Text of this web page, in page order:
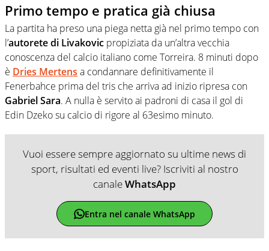
Primo tempo e pratica già chiusa
La partita ha preso una piega netta già nel primo tempo con
l’autorete di Livakovic propiziata da un’altra vecchia
conoscenza del calcio italiano come Torreira. 8 minuti dopo
è Dries Mertens a condannare definitivamente il
Fenerbahce prima del tris che arriva ad inizio ripresa con
Gabriel Sara. A nulla è servito ai padroni di casa il gol di
Edin Dzeko su calcio di rigore al 63esimo minuto.
Vuoi essere sempre aggiornato su ultime news di
sport, risultati ed eventi live? Iscriviti al nostro
canaleWhatsApp
Entra nel canale WhatsApp